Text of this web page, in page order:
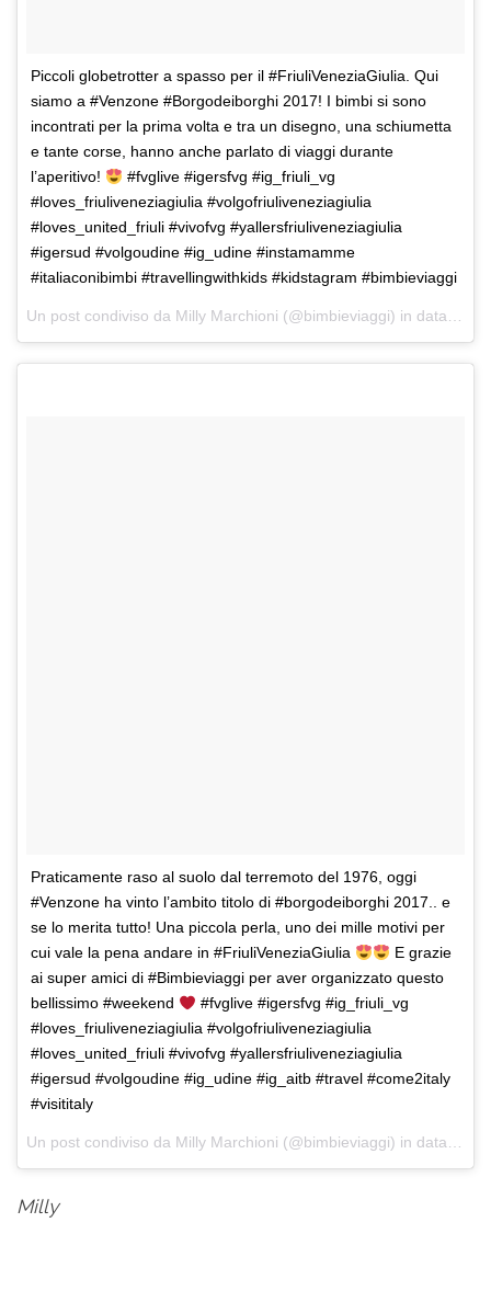
Piccoli globetrotter a spasso per il #FriuliVeneziaGiulia. Qui
siamo a #Venzone #Borgodeiborghi 2017! I bimbi si sono
incontrati per la prima volta e tra un disegno, una schiumetta
e tante corse, hanno anche parlato di viaggi durante
l’aperitivo!
#fvglive #igersfvg #ig_friuli_vg
#loves_friuliveneziagiulia #volgofriuliveneziagiulia
#loves_united_friuli #vivofvg #yallersfriuliveneziagiulia
#igersud #volgoudine #ig_udine #instamamme
#italiaconibimbi #travellingwithkids #kidstagram #bimbieviaggi
Un post condiviso da Milly Marchioni (@bimbieviaggi) in data:8
Praticamente raso al suolo dal terremoto del 1976, oggi
#Venzone ha vinto l’ambito titolo di #borgodeiborghi 2017.. e
se lo merita tutto! Una piccola perla, uno dei mille motivi per
cui vale la pena andare in #FriuliVeneziaGiulia
E grazie
ai super amici di #Bimbieviaggi per aver organizzato questo
bellissimo #weekend
#fvglive #igersfvg #ig_friuli_vg
#loves_friuliveneziagiulia #volgofriuliveneziagiulia
#loves_united_friuli #vivofvg #yallersfriuliveneziagiulia
#igersud #volgoudine #ig_udine #ig_aitb #travel #come2italy
#visititaly
Un post condiviso da Milly Marchioni (@bimbieviaggi) in data:11
Milly